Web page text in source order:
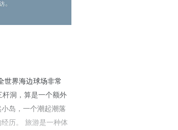
世界海边球场非常
洞，算是一个额外
岛，一个潮起潮落
历。 旅游是一种体